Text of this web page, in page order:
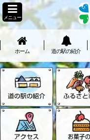
メニュー
ホーム 道の駅の紹介